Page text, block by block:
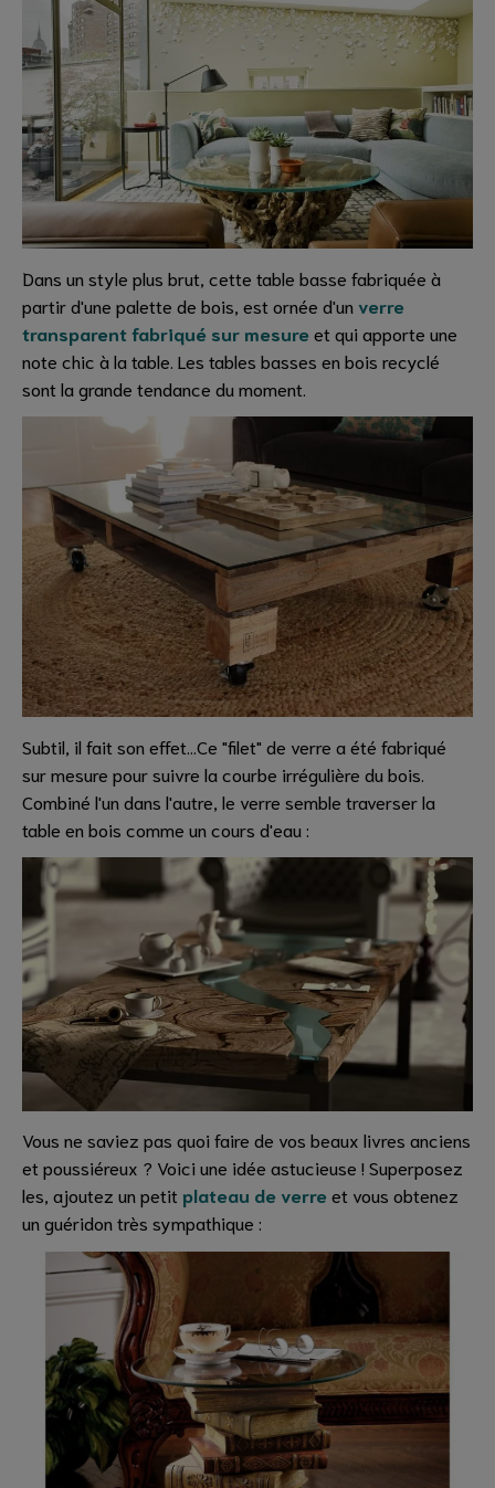
Dans un style plus brut, cette table basse fabriquée à
partir d'une palette de bois, est ornée d'un verre
transparent fabriqué sur mesureet qui apporte une
note chic à la table. Les tables basses en bois recyclé
sont la grande tendance du moment.
Subtil, il fait son effet...Ce "filet" de verre a été fabriqué
sur mesure pour suivre la courbe irrégulière du bois.
Combiné l'un dans l'autre, le verre semble traverser la
table en bois comme un cours d'eau :
Vous ne saviez pas quoi faire de vos beaux livres anciens
et poussiéreux ? Voici une idée astucieuse ! Superposez
les, ajoutez un petit plateau de verreet vous obtenez
un guéridon très sympathique :